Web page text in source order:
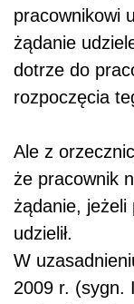
pracownikowi
żądanie
dotrze do
rozpoczęcia
Ale z
że pracownik
żądanie, jeżeli
udzielił.
W
2009 r. (sygn.